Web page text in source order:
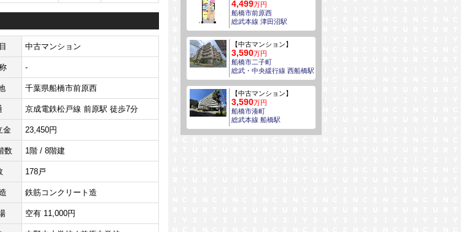
中古マンション
-
千葉県船橋市前原西
京成電鉄松戸線 前原駅 徒歩7分
金 23,450円
数 1階 / 8階建
178戸
鉄筋コンクリート造
空有 11,000円
4,499万円
船橋市前原西
総武本線 津田沼駅
【中古マンション】
3,590万円
船橋市二子町
総武・中央緩行線 西船橋駅
【中古マンション】
3,590万円
船橋市湊町
総武本線 船橋駅